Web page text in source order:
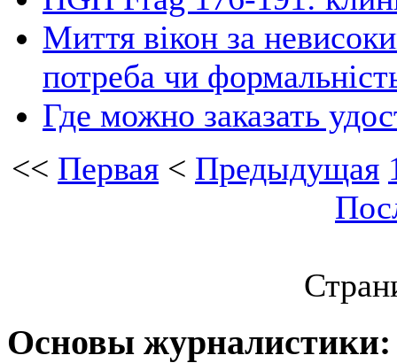
Миття вікон за
потреба чи
Где можно заказать
<< Первая < Предыдущая
Основы журналистики: